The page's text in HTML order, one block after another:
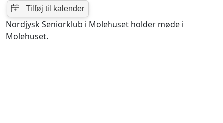
Nordjysk Seniorklub i Molehuset holder møde i
Molehuset.